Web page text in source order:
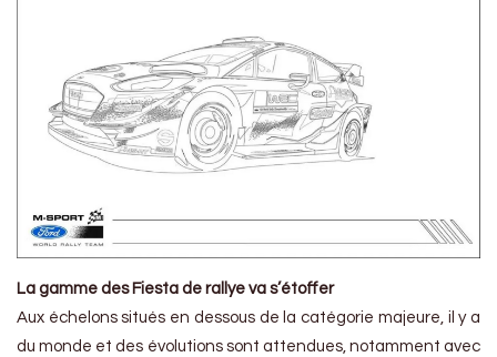
La gamme des Fiesta de rallye va s’étoffer
Aux échelons situés en dessous de la catégorie majeure, il y a
du monde et des évolutions sont attendues, notamment avec